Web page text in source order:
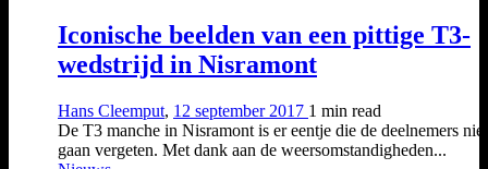
Iconische beelden van een pittige T3-
wedstrijd in Nisramont
Hans Cleemput, 12 september 2017 1 min read
De T3 manche in Nisramont is er eentje die de deelnemers
gaan vergeten. Met dank aan de weersomstandigheden...